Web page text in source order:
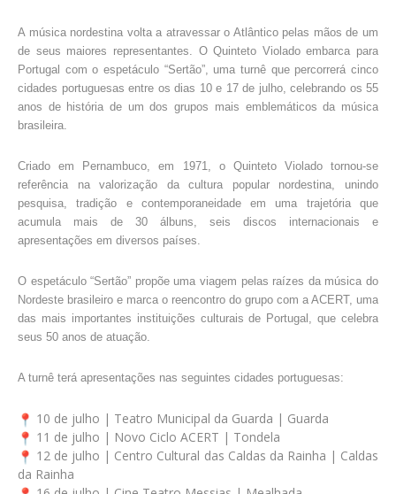
A música nordestina volta a atravessar o Atlântico pelas mãos de um
de seus maiores representantes. O Quinteto Violado embarca para
Portugal com o espetáculo “Sertão”, uma turnê que percorrerá cinco
cidades portuguesas entre os dias 10 e 17 de julho, celebrando os 55
anos de história de um dos grupos mais emblemáticos da música
brasileira.
Criado em Pernambuco, em 1971, o Quinteto Violado tornou-se
referência na valorização da cultura popular nordestina, unindo
pesquisa, tradição e contemporaneidade em uma trajetória que
acumula mais de 30 álbuns, seis discos internacionais e
apresentações em diversos países.
O espetáculo “Sertão” propõe uma viagem pelas raízes da música do
Nordeste brasileiro e marca o reencontro do grupo com a ACERT, uma
das mais importantes instituições culturais de Portugal, que celebra
seus 50 anos de atuação.
A turnê terá apresentações nas seguintes cidades portuguesas:
10 de julho | Teatro Municipal da Guarda | Guarda
11 de julho | Novo Ciclo ACERT | Tondela
12 de julho | Centro Cultural das Caldas da Rainha | Caldas
da Rainha